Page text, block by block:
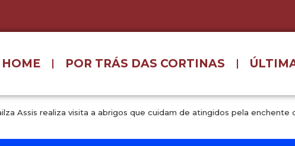
HOME POR TRÁS DAS CORTINAS
Assis realiza visita a abrigos que cuidam de atingidos pela enchente